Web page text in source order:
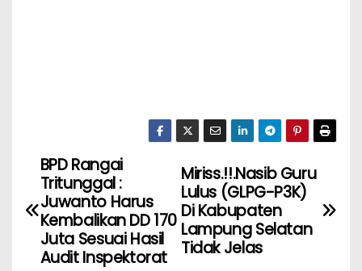
Miriss.!!.Nasib Guru
Lulus (GLPG-P3K)
Di Kabupaten
Lampung Selatan
Tidak Jelas
BPD Rangai
Tritunggal :
Juwanto Harus
Kembalikan DD 170
Juta Sesuai Hasil
Audit Inspektorat